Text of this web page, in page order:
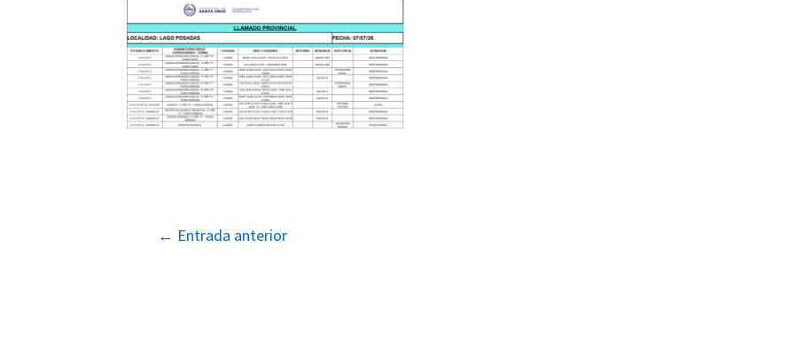
Navegación
← Entrada anterior